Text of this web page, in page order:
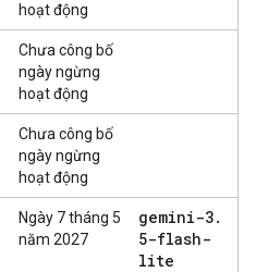
hoạt động
Chưa công bố
ngày ngừng
hoạt động
Chưa công bố
ngày ngừng
hoạt động
Ngày 7 tháng 5
năm 2027
gemini-3.
5-flash-
lite